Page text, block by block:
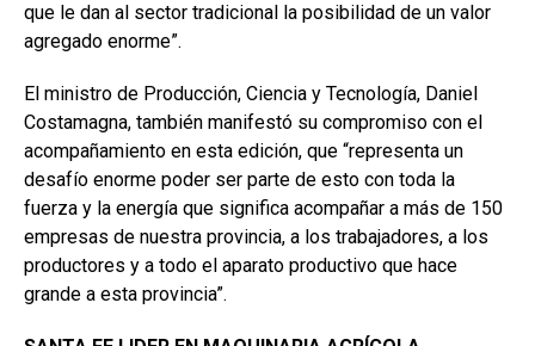
que le dan al sector tradicional la posibilidad de un valor
agregado enorme”.
El ministro de Producción, Ciencia y Tecnología, Daniel
Costamagna, también manifestó su compromiso con el
acompañamiento en esta edición, que “representa un
desafío enorme poder ser parte de esto con toda la
fuerza y la energía que significa acompañar a más de 150
empresas de nuestra provincia, a los trabajadores, a los
productores y a todo el aparato productivo que hace
grande a esta provincia”.